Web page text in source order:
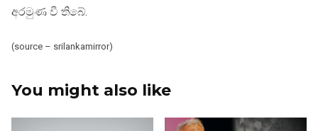
අරමුණ වී තිබේ.
(source – srilankamirror)
You might also like